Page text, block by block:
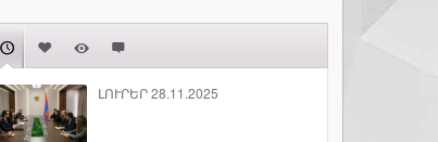
ԼՈՒՐԵՐ 28.11.2025